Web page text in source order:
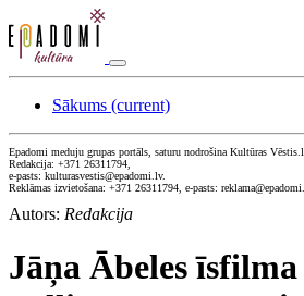
Sākums (current)
Epadomi meduju grupas portāls, saturu nodrošina Kultūras
Redakcija: +371 26311794,
e-pasts: kulturasvestis@epadomi.lv.
Reklāmas izvietošana: +371 26311794, e-pasts:
Autors: Redakcija
Jāņa Ābeles